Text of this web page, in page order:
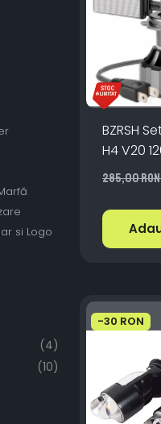
si Logo
(4)
(10)
BZRSH
H4 V20
Canbus
Rece IP67
285,00 RON
-30 RON